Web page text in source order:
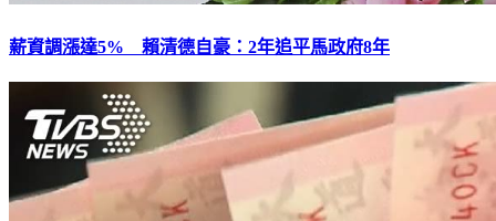
薪資調漲達5% 賴清德自豪：2年追平馬政府8年